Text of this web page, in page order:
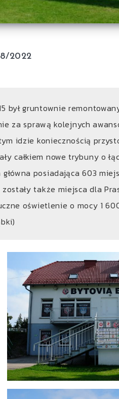
2022
był gruntownie
za sprawą kolejnych
idzie koniecznością
całkiem nowe trybuny o
posiadająca 603
także miejsca dla
oświetlenie o mocy 1